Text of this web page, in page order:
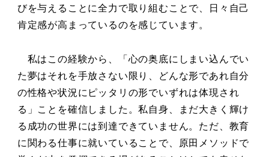
びを与えることに全力で取り組むことで、日々自己
肯定感が高まっているのを感じています。
私はこの経験から、「心の奥底にしまい込んでい
た夢はそれを手放さない限り、どんな形であれ自分
の性格や状況にピッタリの形でいずれは体現され
る」ことを確信しました。私自身、まだ大きく輝け
る成功の世界には到達できていません。ただ、教育
に関わる仕事に就いていることで、原田メソッドで